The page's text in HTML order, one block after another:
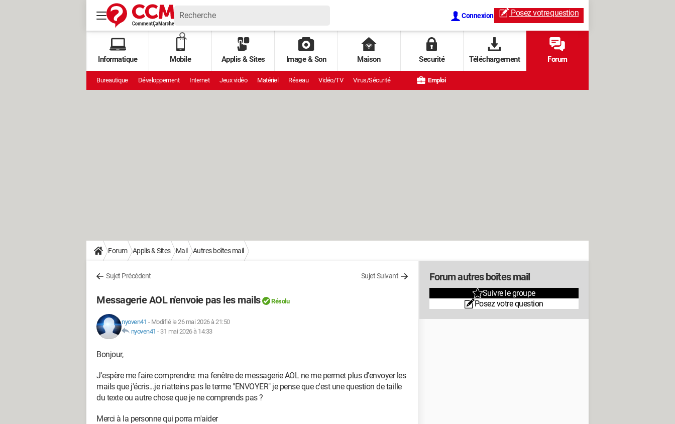
Connexion Posez votrequestion
Informatique Mobile Applis & Sites Image & Son Maison Securité Téléchargement Forum
Bureautique Développement Internet Jeux vidéo Matériel Réseau Vidéo/TV Virus/Sécurité Emploi
Forum Applis & Sites Mail Autres boîtes mail
Sujet Précédent Sujet Suivant
Messagerie AOL n'envoie pas les mails Résolu
nyoven41 - Modifié le 26 mai 2026 à 21:50
nyoven41 - 31 mai 2026 à 14:33
Bonjour,
J'espère me faire comprendre: ma fenêtre de messagerie AOL ne me permet plus d'envoyer les
mails que j'écris...je n'atteins pas le terme "ENVOYER" je pense que c'est une question de taille
du texte ou autre chose que je ne comprends pas ?
Merci à la personne qui porra m'aider
Forum autres boîtes mail
Suivre le groupe
Posez votre question